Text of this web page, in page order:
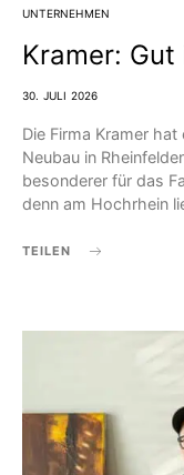
UNTERNEHMEN
Kramer:
30. JULI 2026
Die Firma Kramer
Neubau in
besonderer für das
denn am Hochrhein
TEILEN